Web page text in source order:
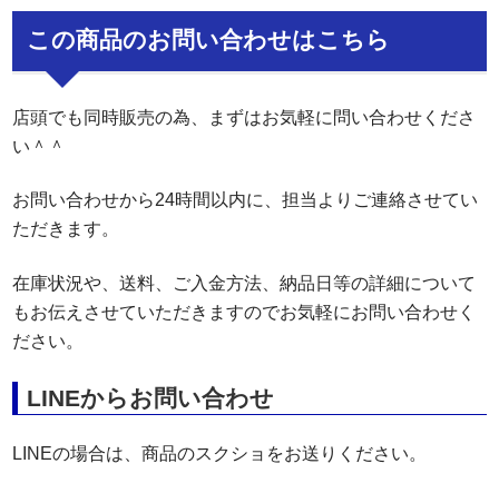
この商品のお問い合わせはこちら
店頭でも同時販売の為、まずはお気軽に問い合わせくださ
い＾＾
お問い合わせから24時間以内に、担当よりご連絡させてい
ただきます。
在庫状況や、送料、ご入金方法、納品日等の詳細について
もお伝えさせていただきますのでお気軽にお問い合わせく
ださい。
LINEからお問い合わせ
LINEの場合は、商品のスクショをお送りください。